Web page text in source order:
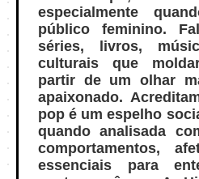
especialmente
público feminino.
séries, livros,
culturais que
partir de um olhar
apaixonado.
pop é um espelho
quando analisada
comportamentos,
essenciais para